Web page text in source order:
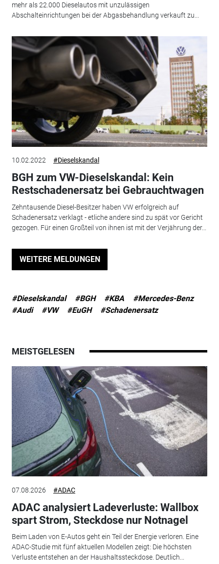
mehr als 22.000 Dieselautos mit unzulässigen
Abschalteinrichtungen bei der Abgasbehandlung verkauft zu...
10.02.2022 #Dieselskandal
BGH zum VW-Dieselskandal: Kein
Restschadenersatz bei Gebrauchtwagen
Zehntausende Diesel-Besitzer haben VW erfolgreich auf
Schadenersatz verklagt - etliche andere sind zu spät vor Gericht
gezogen. Für einen Großteil von ihnen ist mit der Verjährung der...
WEITERE MELDUNGEN
#Dieselskandal #BGH #KBA
#Mercedes-Benz
#Audi
#VW #EuGH #Schadenersatz
MEISTGELESEN
07.08.2026 #ADAC
ADAC analysiert Ladeverluste: Wallbox
spart Strom, Steckdose nur Notnagel
Beim Laden von E-Autos geht ein Teil der Energie verloren. Eine
ADAC-Studie mit fünf aktuellen Modellen zeigt: Die höchsten
Verluste entstehen an der Haushaltssteckdose. Deutlich...